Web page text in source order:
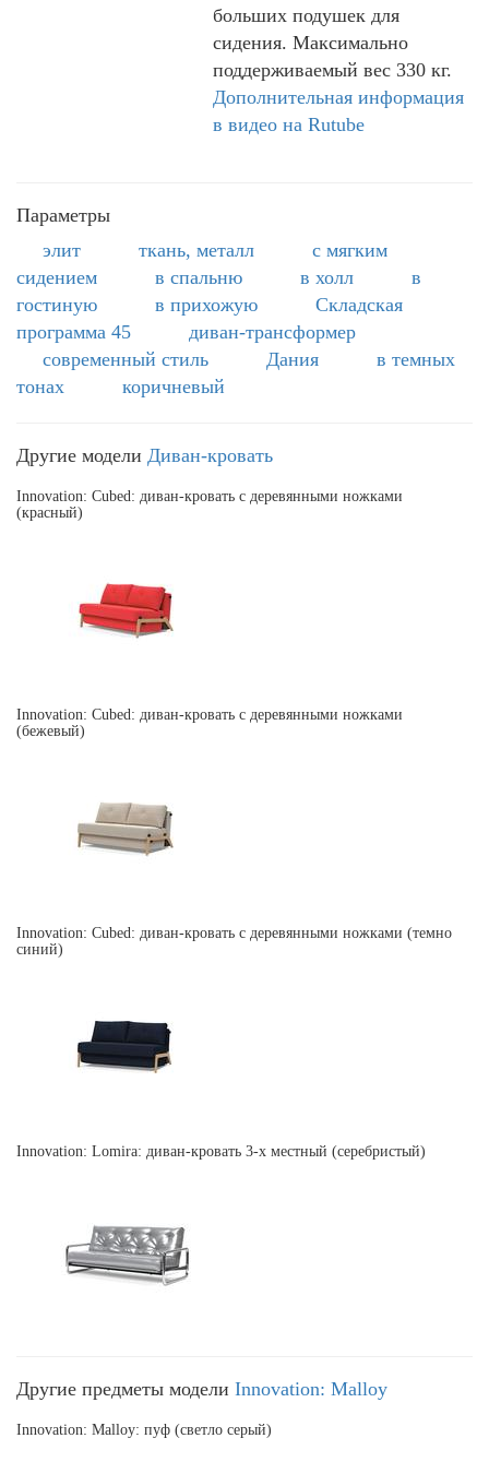
больших подушек для
сидения. Максимально
поддерживаемый вес 330 кг.
Дополнительная информация
в видео на Rutube
Параметры
элит
ткань, металл
с мягким
сидением
в спальню в холл
в
гостиную
в прихожую
Складская
программа 45
диван-трансформер
современный стиль
Дания
в темных
тонах
коричневый
Другие модели Диван-кровать
Innovation: Cubed: диван-кровать с деревянными ножками
(красный)
Innovation: Cubed: диван-кровать с деревянными ножками
(бежевый)
Innovation: Cubed: диван-кровать с деревянными ножками (темно
синий)
Innovation: Lomira: диван-кровать 3-х местный (серебристый)
Другие предметы модели Innovation: Malloy
Innovation: Malloy: пуф (светло серый)